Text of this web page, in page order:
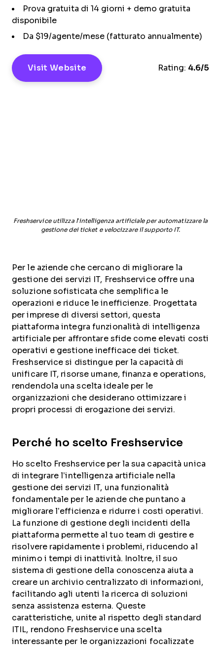
Prova gratuita di 14 giorni + demo gratuita
disponibile
Da $19/agente/mese (fatturato annualmente)
Visit Website Rating: 4.6/5
Freshservice utilizza l’intelligenza artificiale per automatizzare la
gestione dei ticket e velocizzare il supporto IT.
Per le aziende che cercano di migliorare la
gestione dei servizi IT, Freshservice offre una
soluzione sofisticata che semplifica le
operazioni e riduce le inefficienze. Progettata
per imprese di diversi settori, questa
piattaforma integra funzionalità di intelligenza
artificiale per affrontare sfide come elevati costi
operativi e gestione inefficace dei ticket.
Freshservice si distingue per la capacità di
unificare IT, risorse umane, finanza e operations,
rendendola una scelta ideale per le
organizzazioni che desiderano ottimizzare i
propri processi di erogazione dei servizi.
Perché ho scelto Freshservice
Ho scelto Freshservice per la sua capacità unica
di integrare l’intelligenza artificiale nella
gestione dei servizi IT, una funzionalità
fondamentale per le aziende che puntano a
migliorare l’efficienza e ridurre i costi operativi.
La funzione di gestione degli incidenti della
piattaforma permette al tuo team di gestire e
risolvere rapidamente i problemi, riducendo al
minimo i tempi di inattività. Inoltre, il suo
sistema di gestione della conoscenza aiuta a
creare un archivio centralizzato di informazioni,
facilitando agli utenti la ricerca di soluzioni
senza assistenza esterna. Queste
caratteristiche, unite al rispetto degli standard
ITIL, rendono Freshservice una scelta
interessante per le organizzazioni focalizzate